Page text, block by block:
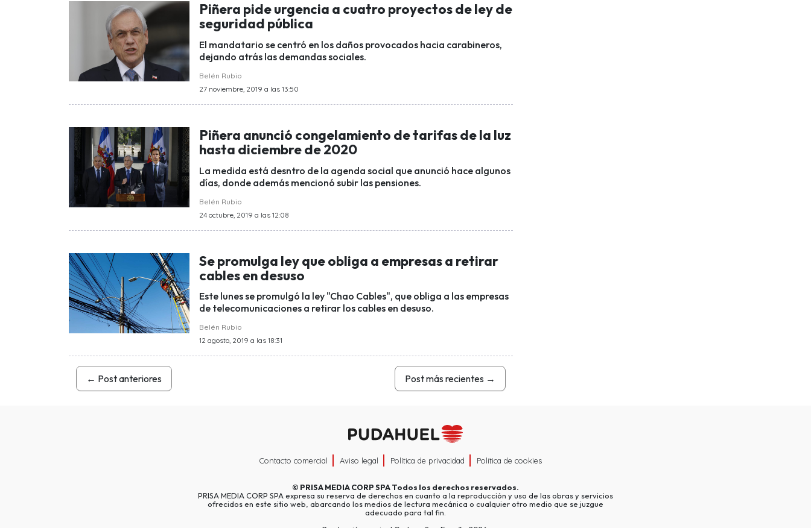
Piñera pide urgencia a cuatro proyectos de ley de
seguridad pública
El mandatario se centró en los daños provocados hacia carabineros,
dejando atrás las demandas sociales.
Belén Rubio
27 noviembre, 2019 a las 13:50
Piñera anunció congelamiento de tarifas de la luz
hasta diciembre de 2020
La medida está desntro de la agenda social que anunció hace algunos
días, donde además mencionó subir las pensiones.
Belén Rubio
24 octubre, 2019 a las 12:08
Se promulga ley que obliga a empresas a retirar
cables en desuso
Este lunes se promulgó la ley "Chao Cables", que obliga a las empresas
de telecomunicaciones a retirar los cables en desuso.
Belén Rubio
12 agosto, 2019 a las 18:31
← Post anteriores Post más recientes →
Contacto comercial Aviso legal Política de privacidad Política de cookies
© PRISA MEDIA CORP SPATodos los derechos reservados.
PRISA MEDIA CORP SPA expresa su reserva de derechos en cuanto a la reproducción y uso de las obras y servicios
ofrecidos en este sitio web, abarcando los medios de lectura mecánica o cualquier otro medio que se juzgue
adecuado para tal fin.